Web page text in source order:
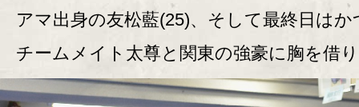
アマ出身の友松藍(25)、そして最終日はか
チームメイト太尊と関東の強豪に胸を借